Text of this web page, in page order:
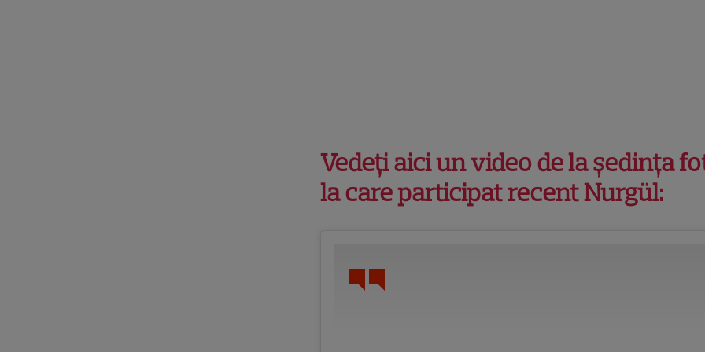
Vedeţi aici un video de la şedinţa
la care participat recent Nurgül: